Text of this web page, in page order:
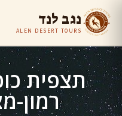
נגב לנד
ALEN DESERT TOURS
תצפית
רמון-